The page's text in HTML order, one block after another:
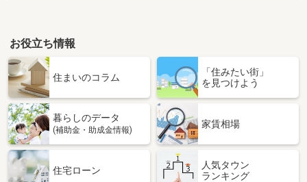
お役立ち情報
住まいのコラム
「住みたい街」
を見つけよう
暮らしのデータ
(補助金・助成金情報)
家賃相場
住宅ローン
人気タウン
ランキング